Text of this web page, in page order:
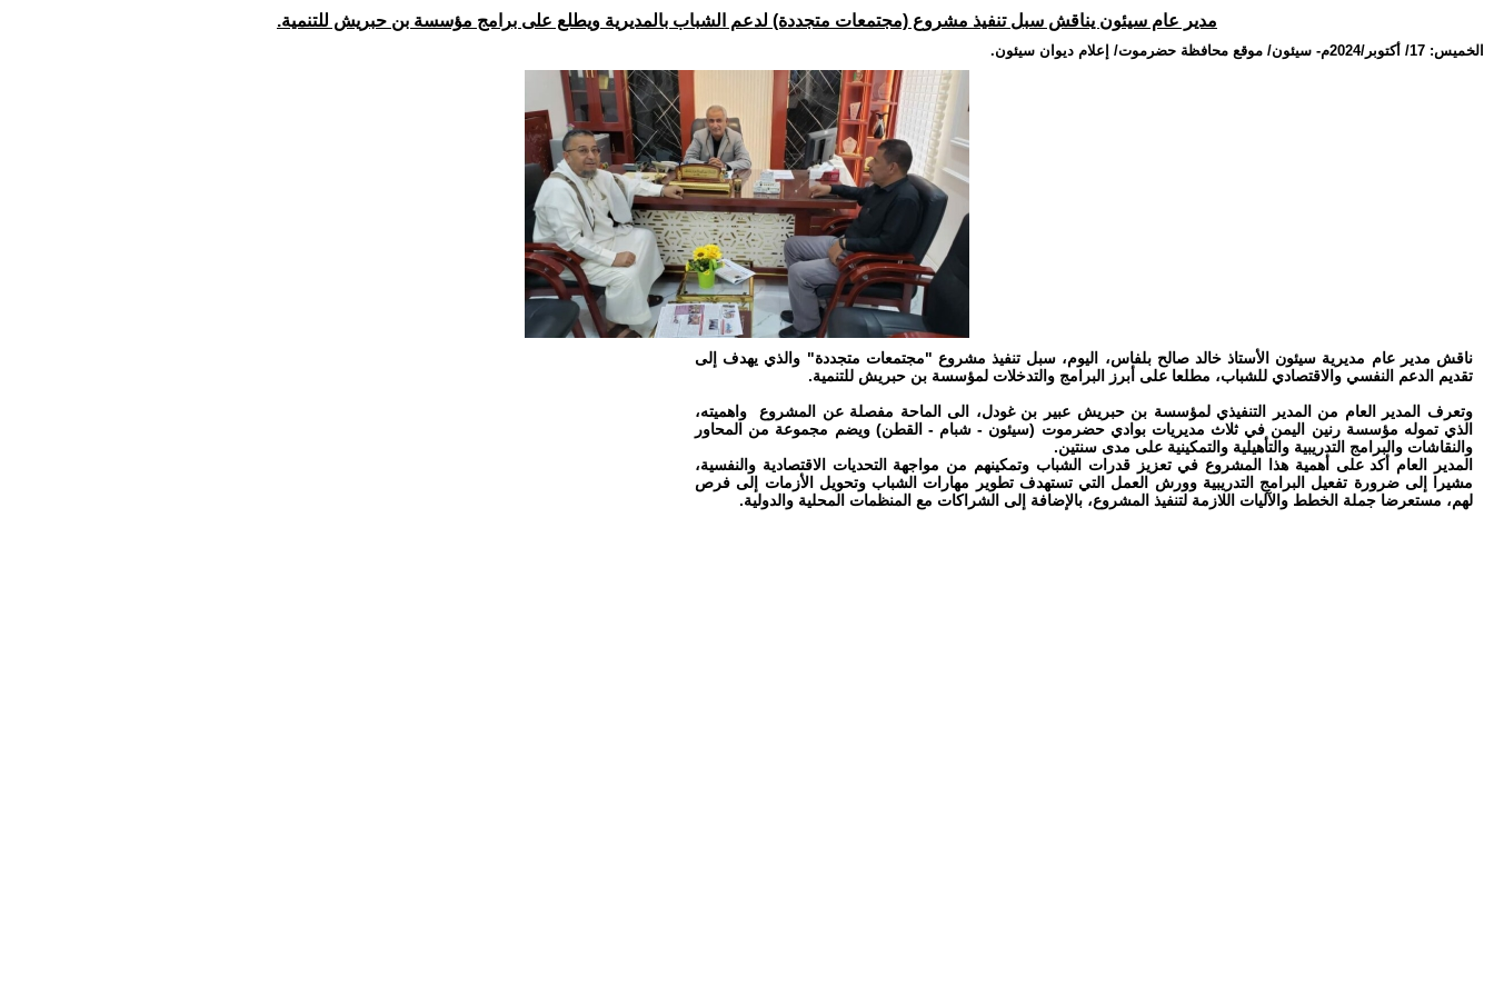
مدير عام سيئون يناقش سبل تنفيذ مشروع (مجتمعات متجددة) لدعم الشباب بالمديرية ويطلع على برامج مؤسسة بن حبريش للتنمية.
الخميس: 17/ أكتوبر/2024م - سيئون/ موقع محافظة حضرموت/ إعلام ديوان سيئون.
ناقش مدير عام مديرية سيئون الأستاذ خالد صالح بلفاس، اليوم، سبل تنفيذ مشروع "مجتمعات متجددة" والذي يهدف إلى
تقديم الدعم النفسي والاقتصادي للشباب، مطلعا على أبرز البرامج والتدخلات لمؤسسة بن حبريش للتنمية.
وتعرف المدير العام من المدير التنفيذي لمؤسسة بن حبريش عبير بن غودل، الى الماحة مفصلة عن المشروع واهميته،
الذي تموله مؤسسة رنين اليمن في ثلاث مديريات بوادي حضرموت (سيئون - شبام - القطن) ويضم مجموعة من المحاور
والنقاشات والبرامج التدريبية والتأهيلية والتمكينية على مدى سنتين.
المدير العام أكد على أهمية هذا المشروع في تعزيز قدرات الشباب وتمكينهم من مواجهة التحديات الاقتصادية والنفسية،
مشيرا إلى ضرورة تفعيل البرامج التدريبية وورش العمل التي تستهدف تطوير مهارات الشباب وتحويل الأزمات إلى فرص
لهم، مستعرضا جملة الخطط والآليات اللازمة لتنفيذ المشروع، بالإضافة إلى الشراكات مع المنظمات المحلية والدولية.